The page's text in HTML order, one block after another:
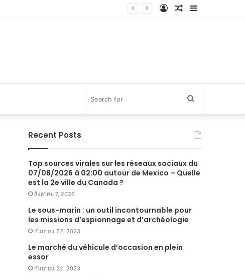
Sidebar
Random
Log
Recent Posts
Top sources virales sur les réseaux sociaux du
07/08/2026 à 02:00 autour de Mexico – Quelle
est la 2e ville du Canada ?
สิงหาคม 7, 2026
Le sous-marin : un outil incontournable pour
les missions d’espionnage et d’archéologie
กันยายน 22, 2023
Le marché du véhicule d’occasion en plein
essor
กันยายน 22, 2023